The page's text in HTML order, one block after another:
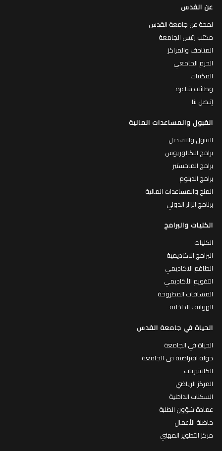
عن القدس
لمحة عن جامعة القدس
مكتب رئيس الجامعة
المتاحف والمراكز
الحرم الجامعي
المكتبات
وظائف شاغرة
إتـصل بنا
القبول والمساعدات المالية
القبول والتسجيل
برامج البكالوريوس
برامج الماجستير
برامج الدبلوم
المنح والمساعدات المالية
برنامج الزائر الدولي
الكليات والبرامج
الكليات
البرامج الاكاديمية
الطاقم الاكاديمي
التقويم الأكاديمي
المساقات المطروحة
الهواتف الداخلية
الحياة في جامعة القدس
الحياة في الجامعة
جولة افتراضية في الجامعة
الكافتيريات
المركز الرياضي
السكنات الداخلية
عمادة شؤون الطلبة
حاضنة الأعمال
مركز التطوير المهني